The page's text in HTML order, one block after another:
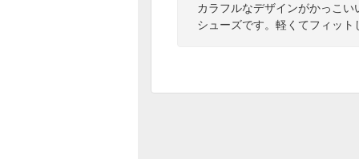
カラフルなデザインがかっこ
シューズです。軽くてフィッ